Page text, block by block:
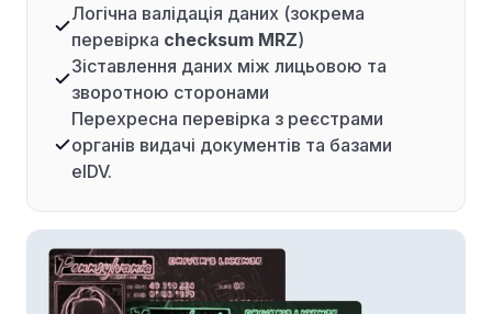
Логічна валідація даних (зокрема
перевірка checksum MRZ)
Зіставлення даних між лицьовою та
зворотною сторонами
Перехресна перевірка з реєстрами
органів видачі документів та базами
eIDV.